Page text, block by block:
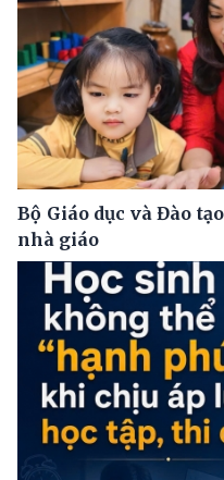
Bộ Giáo dục và Đào
nhà giáo